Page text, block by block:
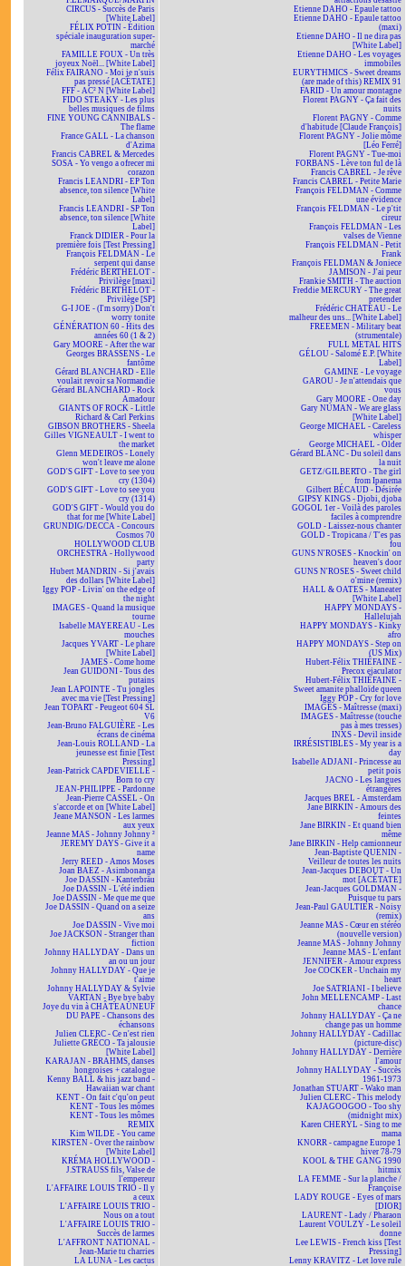
CIRCUS - Succès de Paris
[White Label]
FÉLIX POTIN - Édition
spéciale inauguration super-
marché
FAMILLE FOUX - Un très
joyeux Noël... [White Label]
Félix FAIRANO - Moi je n'suis
pas pressé [ACÉTATE]
FFF - AC² N [White Label]
FIDO STEAKY - Les plus
belles musiques de films
FINE YOUNG CANNIBALS -
The flame
France GALL - La chanson
d'Azima
Francis CABREL & Mercedes
SOSA - Yo vengo a ofrecer mi
corazon
Francis LEANDRI - EP Ton
absence, ton silence [White
Label]
Francis LEANDRI - SP Ton
absence, ton silence [White
Label]
Franck DIDIER - Pour la
première fois [Test Pressing]
François FELDMAN - Le
serpent qui danse
Frédéric BERTHELOT -
Privilège [maxi]
Frédéric BERTHELOT -
Privilège [SP]
G-I JOE - (I'm sorry) Don't
worry tonite
GÉNÉRATION 60 - Hits des
années 60 (1 & 2)
Gary MOORE - After the war
Georges BRASSENS - Le
fantôme
Gérard BLANCHARD - Elle
voulait revoir sa Normandie
Gérard BLANCHARD - Rock
Amadour
GIANTS OF ROCK - Little
Richard & Carl Perkins
GIBSON BROTHERS - Sheela
Gilles VIGNEAULT - I went to
the market
Glenn MEDEIROS - Lonely
won't leave me alone
GOD'S GIFT - Love to see you
cry (1304)
GOD'S GIFT - Love to see you
cry (1314)
GOD'S GIFT - Would you do
that for me [White Label]
GRUNDIG/DECCA - Concours
Cosmos 70
HOLLYWOOD CLUB
ORCHESTRA - Hollywood
party
Hubert MANDRIN - Si j'avais
des dollars [White Label]
Iggy POP - Livin' on the edge of
the night
IMAGES - Quand la musique
tourne
Isabelle MAYEREAU - Les
mouches
Jacques YVART - Le phare
[White Label]
JAMES - Come home
Jean GUIDONI - Tous des
putains
Jean LAPOINTE - Tu jongles
avec ma vie [Test Pressing]
Jean TOPART - Peugeot 604 SL
V6
Jean-Bruno FALGUIÈRE - Les
écrans de cinéma
Jean-Louis ROLLAND - La
jeunesse est finie [Test
Pressing]
Jean-Patrick CAPDEVIELLE -
Born to cry
JEAN-PHILIPPE - Pardonne
Jean-Pierre CASSEL - On
s'accorde et on [White Label]
Jeane MANSON - Les larmes
aux yeux
Jeanne MAS - Johnny Johnny ²
JEREMY DAYS - Give it a
name
Jerry REED - Amos Moses
Joan BAEZ - Asimbonanga
Joe DASSIN - Kanterbräu
Joe DASSIN - L'été indien
Joe DASSIN - Me que me que
Joe DASSIN - Quand on a seize
ans
Joe DASSIN - Vive moi
Joe JACKSON - Stranger than
fiction
Johnny HALLYDAY - Dans un
an ou un jour
Johnny HALLYDAY - Que je
t'aime
Johnny HALLYDAY & Sylvie
VARTAN - Bye bye baby
Joye du vin à CHÂTEAUNEUF
DU PAPE - Chansons des
échansons
Julien CLERC - Ce n'est rien
Juliette GRÉCO - Ta jalousie
[White Label]
KARAJAN - BRAHMS, danses
hongroises + catalogue
Kenny BALL & his jazz band -
Hawaiian war chant
KENT - On fait c'qu'on peut
KENT - Tous les mômes
KENT - Tous les mômes
REMIX
Kim WILDE - You came
KIRSTEN - Over the rainbow
[White Label]
KRÉMA HOLLYWOOD -
J.STRAUSS fils, Valse de
l'empereur
L'AFFAIRE LOUIS TRIO - Il y
a ceux
L'AFFAIRE LOUIS TRIO -
Nous on a tout
L'AFFAIRE LOUIS TRIO -
Succès de larmes
L'AFFRONT NATIONAL -
Jean-Marie tu charries
LA LUNA - Les cactus
Etienne DAHO - Epaule tattoo
Etienne DAHO - Epaule tattoo
(maxi)
Etienne DAHO - Il ne dira pas
[White Label]
Etienne DAHO - Les voyages
immobiles
EURYTHMICS - Sweet dreams
(are made of this) REMIX 91
FARID - Un amour montagne
Florent PAGNY - Ça fait des
nuits
Florent PAGNY - Comme
d'habitude [Claude François]
Florent PAGNY - Jolie môme
[Léo Ferré]
Florent PAGNY - Tue-moi
FORBANS - Lève ton ful de là
Francis CABREL - Je rêve
Francis CABREL - Petite Marie
François FELDMAN - Comme
une évidence
François FELDMAN - Le p'tit
cireur
François FELDMAN - Les
valses de Vienne
François FELDMAN - Petit
Frank
François FELDMAN & Joniece
JAMISON - J'ai peur
Frankie SMITH - The auction
Freddie MERCURY - The great
pretender
Frédéric CHATEAU - Le
malheur des uns... [White Label]
FREEMEN - Military beat
(strumentale)
FULL METAL HITS
GÉLOU - Salomé E.P. [White
Label]
GAMINE - Le voyage
GAROU - Je n'attendais que
vous
Gary MOORE - One day
Gary NUMAN - We are glass
[White Label]
George MICHAEL - Careless
whisper
George MICHAEL - Older
Gérard BLANC - Du soleil dans
la nuit
GETZ/GILBERTO - The girl
from Ipanema
Gilbert BÉCAUD - Désirée
GIPSY KINGS - Djobi, djoba
GOGOL 1er - Voilà des paroles
faciles à comprendre
GOLD - Laissez-nous chanter
GOLD - Tropicana / T'es pas
fou
GUNS N'ROSES - Knockin' on
heaven's door
GUNS N'ROSES - Sweet child
o'mine (remix)
HALL & OATES - Maneater
[White Label]
HAPPY MONDAYS -
Hallelujah
HAPPY MONDAYS - Kinky
afro
HAPPY MONDAYS - Step on
(US Mix)
Hubert-Félix THIÉFAINE -
Precox ejaculator
Hubert-Félix THIÉFAINE -
Sweet amanite phalloïde queen
Iggy POP - Cry for love
IMAGES - Maîtresse (maxi)
IMAGES - Maîtresse (touche
pas à mes tresses)
INXS - Devil inside
IRRÉSISTIBLES - My year is a
day
Isabelle ADJANI - Princesse au
petit pois
JACNO - Les langues
étrangères
Jacques BREL - Amsterdam
Jane BIRKIN - Amours des
feintes
Jane BIRKIN - Et quand bien
même
Jane BIRKIN - Help camionneur
Jean-Baptiste QUENIN -
Veilleur de toutes les nuits
Jean-Jacques DEBOUT - Un
mot [ACÉTATE]
Jean-Jacques GOLDMAN -
Puisque tu pars
Jean-Paul GAULTIER - Noisy
(remix)
Jeanne MAS - Cœur en stéréo
(nouvelle version)
Jeanne MAS - Johnny Johnny
Jeanne MAS - L'enfant
JENNIFER - Amour express
Joe COCKER - Unchain my
heart
Joe SATRIANI - I believe
John MELLENCAMP - Last
chance
Johnny HALLYDAY - Ça ne
change pas un homme
Johnny HALLYDAY - Cadillac
(picture-disc)
Johnny HALLYDAY - Derrière
l'amour
Johnny HALLYDAY - Succès
1961-1973
Jonathan STUART - Wako man
Julien CLERC - This melody
KAJAGOOGOO - Too shy
(midnight mix)
Karen CHERYL - Sing to me
mama
KNORR - campagne Europe 1
hiver 78-79
KOOL & THE GANG 1990
hitmix
LA FEMME - Sur la planche /
Françoise
LADY ROUGE - Eyes of mars
[DIOR]
LAURENT - Lady / Pharaon
Laurent VOULZY - Le soleil
donne
Lee LEWIS - French kiss [Test
Pressing]
Lenny KRAVITZ - Let love rule